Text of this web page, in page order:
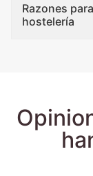
Razones
hostelería